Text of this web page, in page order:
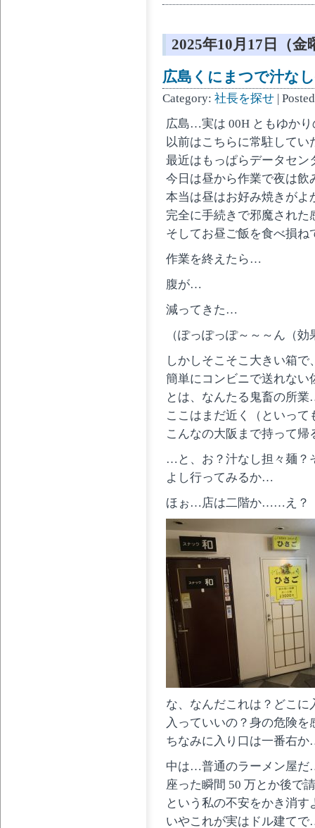
2025年10月17日（金
広島くにまつで汁な
Category: 社長を探せ |
広島…実は 00H ともゆか
以前はこちらに常駐してい
最近はもっぱらデータセ
今日は昼から作業で夜は
本当は昼はお好み焼きがよ
完全に手続きで邪魔され
そしてお昼ご飯を食べ損
作業を終えたら…
腹が…
減ってきた…
（ぽっぽっぽ～～～ん（効
しかしそこそこ大きい箱で
簡単にコンビニで送れない
とは、なんたる鬼畜の所
ここはまだ近く（といっ
こんなの大阪まで持って
…と、お？汁なし担々麺？
よし行ってみるか…
ほぉ…店は二階か……え？
な、なんだこれは？どこに
入っていいの？身の危険
ちなみに入り口は一番右
中は…普通のラーメン屋
座った瞬間 50 万とか後で
という私の不安をかき消
いやこれが実はドル建て